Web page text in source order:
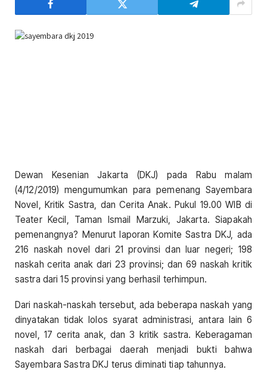
Dewan Kesenian Jakarta (DKJ) pada Rabu malam
(4/12/2019) mengumumkan para pemenang Sayembara
Novel, Kritik Sastra, dan Cerita Anak. Pukul 19.00 WIB di
Teater Kecil, Taman Ismail Marzuki, Jakarta. Siapakah
pemenangnya? Menurut laporan Komite Sastra DKJ, ada
216 naskah novel dari 21 provinsi dan luar negeri; 198
naskah cerita anak dari 23 provinsi; dan 69 naskah kritik
sastra dari 15 provinsi yang berhasil terhimpun.
Dari naskah-naskah tersebut, ada beberapa naskah yang
dinyatakan tidak lolos syarat administrasi, antara lain 6
novel, 17 cerita anak, dan 3 kritik sastra. Keberagaman
naskah dari berbagai daerah menjadi bukti bahwa
Sayembara Sastra DKJ terus diminati tiap tahunnya.